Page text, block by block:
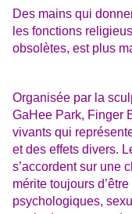
Des mains qui
les fonctions
obsolètes, est plus
Organisée par la
GaHee Park, Finger
vivants qui
et des effets divers.
s’accordent sur une
mérite toujours
psychologiques,